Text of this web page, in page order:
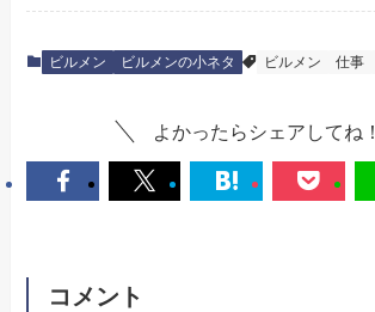
ビルメン ビルメンの小ネタ ビルメン 仕事
よかったらシェアしてね！
コメント